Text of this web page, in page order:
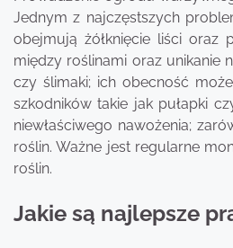
Jednym z najczęstszych
obejmują żółknięcie liści oraz
między roślinami oraz unikanie
czy ślimaki; ich obecność
szkodników takie jak pułapki
niewłaściwego nawożenia;
roślin. Ważne jest regularne
roślin.
Jakie są najlepsze